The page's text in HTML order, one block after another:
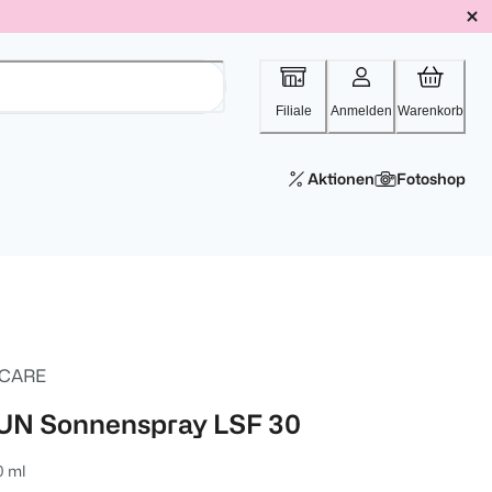
Filiale Anmelden Warenkorb
Aktionen Fotoshop
Sonnenspray LSF 30
ml